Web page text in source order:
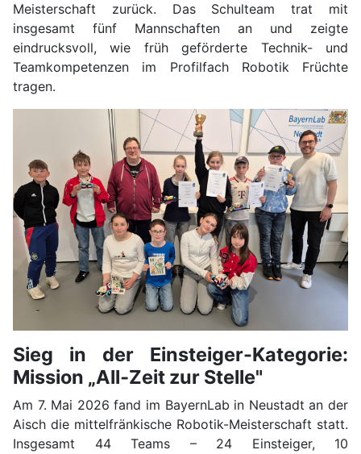
Meisterschaft zurück. Das Schulteam trat mit
insgesamt fünf Mannschaften an und zeigte
eindrucksvoll, wie früh geförderte Technik- und
Teamkompetenzen im Profilfach Robotik Früchte
tragen.
Sieg in der Einsteiger-Kategorie:
Mission „All‑Zeit zur Stelle"
Am 7. Mai 2026 fand im BayernLab in Neustadt an der
Aisch die mittelfränkische Robotik-Meisterschaft statt.
Insgesamt 44 Teams – 24 Einsteiger, 10